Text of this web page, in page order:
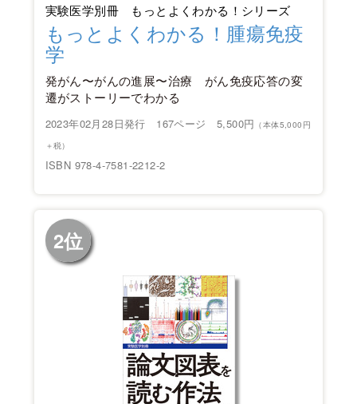
実験医学別冊 もっとよくわかる！シリーズ
もっとよくわかる！腫瘍免疫
学
発がん〜がんの進展〜治療 がん免疫応答の変
遷がストーリーでわかる
2023年02月28日発行 167ページ 5,500円 （本体5,000円
＋税）
ISBN 978-4-7581-2212-2
2位